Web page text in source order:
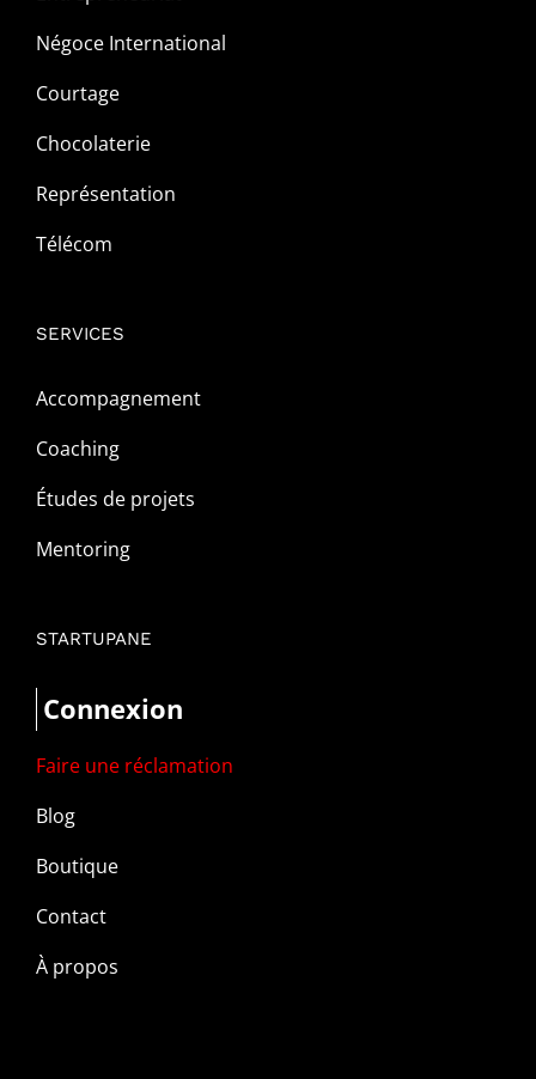
Négoce International
Courtage
Chocolaterie
Représentation
Télécom
SERVICES
Accompagnement
Coaching
Études de projets
Mentoring
STARTUPANE
Connexion
Faire une réclamation
Blog
Boutique
Contact
À propos